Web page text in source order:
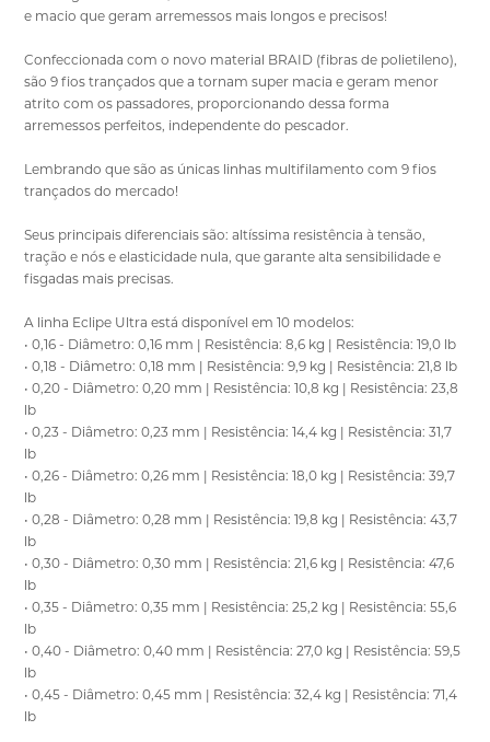
e macio que geram arremessos mais longos e precisos!
Confeccionada com o novo material BRAID (fibras de polietileno),
são 9 fios trançados que a tornam super macia e geram menor
atrito com os passadores, proporcionando dessa forma
arremessos perfeitos, independente do pescador.
Lembrando que são as únicas linhas multifilamento com 9 fios
trançados do mercado!
Seus principais diferenciais são: altíssima resistência à tensão,
tração e nós e elasticidade nula, que garante alta sensibilidade e
fisgadas mais precisas.
A linha Eclipe Ultra está disponível em 10 modelos:
• 0,16 - Diâmetro: 0,16 mm | Resistência: 8,6 kg | Resistência: 19,0 lb
• 0,18 - Diâmetro: 0,18 mm | Resistência: 9,9 kg | Resistência: 21,8 lb
• 0,20 - Diâmetro: 0,20 mm | Resistência: 10,8 kg | Resistência: 23,8
lb
• 0,23 - Diâmetro: 0,23 mm | Resistência: 14,4 kg | Resistência: 31,7
lb
• 0,26 - Diâmetro: 0,26 mm | Resistência: 18,0 kg | Resistência: 39,7
lb
• 0,28 - Diâmetro: 0,28 mm | Resistência: 19,8 kg | Resistência: 43,7
lb
• 0,30 - Diâmetro: 0,30 mm | Resistência: 21,6 kg | Resistência: 47,6
lb
• 0,35 - Diâmetro: 0,35 mm | Resistência: 25,2 kg | Resistência: 55,6
lb
• 0,40 - Diâmetro: 0,40 mm | Resistência: 27,0 kg | Resistência: 59,5
lb
• 0,45 - Diâmetro: 0,45 mm | Resistência: 32,4 kg | Resistência: 71,4
lb